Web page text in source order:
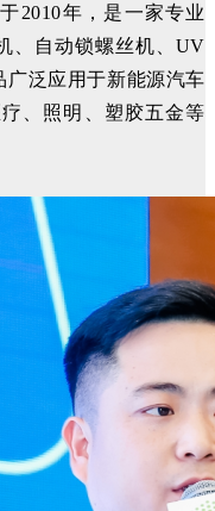
2010年，是一家专业
、自动锁螺丝机、UV
泛应用于新能源汽车
、照明、塑胶五金等